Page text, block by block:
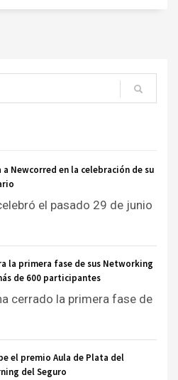
Newcorred en la celebración de su
el pasado 29 de junio
la primera fase de sus Networking
de 600 participantes
cerrado la primera fase de
el premio Aula de Plata del
del Seguro